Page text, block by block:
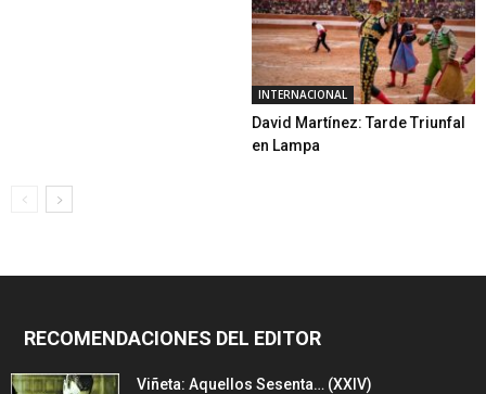
INTERNACIONAL
David Martínez: Tarde Triunfal
en Lampa
RECOMENDACIONES DEL EDITOR
Viñeta: Aquellos Sesenta… (XXIV)